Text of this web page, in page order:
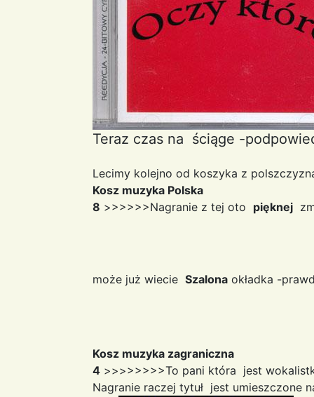
Teraz czas na ściąge -
Lecimy kolejno od koszyka z
Kosz muzyka Polska
8 >>>>>>Nagranie z tej oto pięknej
może już wiecie Szalona okładka -
Kosz muzyka zagraniczna
4 >>>>>>>>To pani która jest
Nagranie raczej tytuł jest umieszczone